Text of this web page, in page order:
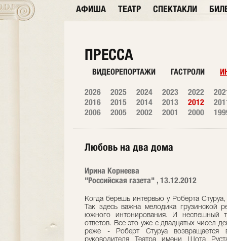
АФИША ТЕАТР СПЕКТАКЛИ
ПРЕССА
ВИДЕОРЕПОРТАЖИ ГАСТРОЛИ
2026 2025 2024 2023 2022
2016
2015 2014 2013 2012
2006
2005 2002 2001 2000
Любовь на два дома
Ирина Корнеева
"Российская газета" , 13.12.2012
Когда берешь интервью у Роберта
Так здесь важна мелодика грузинской
южного интонирования. И неспешный
ответов. Все это уже с двадцатых чисел
реже - Роберт Стуруа возвращается